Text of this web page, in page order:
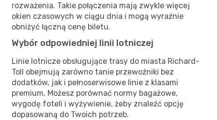
rozważenia. Takie połączenia mają zwykle więcej
okien czasowych w ciągu dnia i mogą wyraźnie
obniżyć łączną cenę biletu.
Wybór odpowiedniej linii lotniczej
Linie lotnicze obsługujące trasy do miasta Richard-
Toll obejmują zarówno tanie przewoźniki bez
dodatków, jak i pełnoserwisowe linie z klasami
premium. Możesz porównać normy bagażowe,
wygodę foteli i wyżywienie, żeby znaleźć opcję
dopasowaną do Twoich potrzeb.